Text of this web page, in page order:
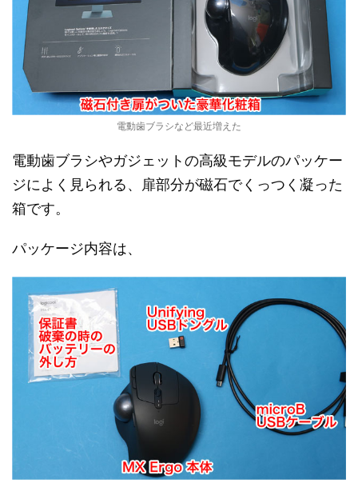
電動歯ブラシなど最近増えた
電動歯ブラシやガジェットの高級モデルのパッケー
ジによく見られる、扉部分が磁石でくっつく凝った
箱です。
パッケージ内容は、